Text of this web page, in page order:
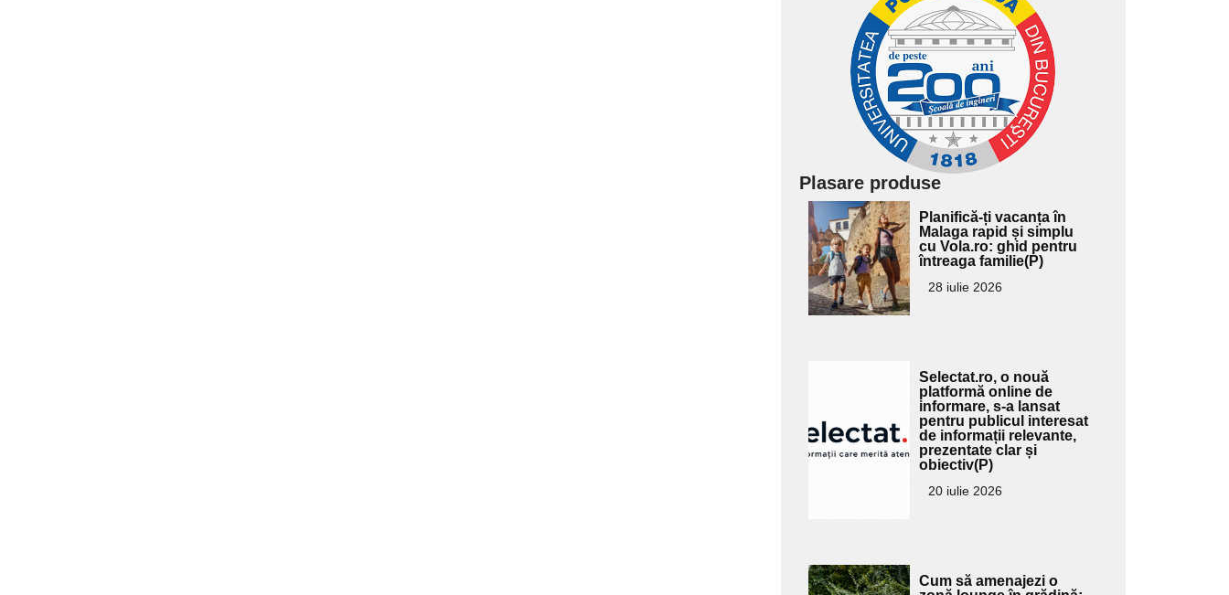
Plasare produse
Adaugă
aici textul
pentru
subtitlu
Planifică-ți vacanța în
Malaga rapid și simplu
cu Vola.ro: ghid pentru
întreaga familie(P)
28 iulie 2026
subtitlu
Selectat.ro, o nouă
platformă online de
informare, s-a lansat
pentru publicul interesat
de informații relevante,
prezentate clar și
obiectiv(P)
20 iulie 2026
Adaugă
Cum să amenajezi o